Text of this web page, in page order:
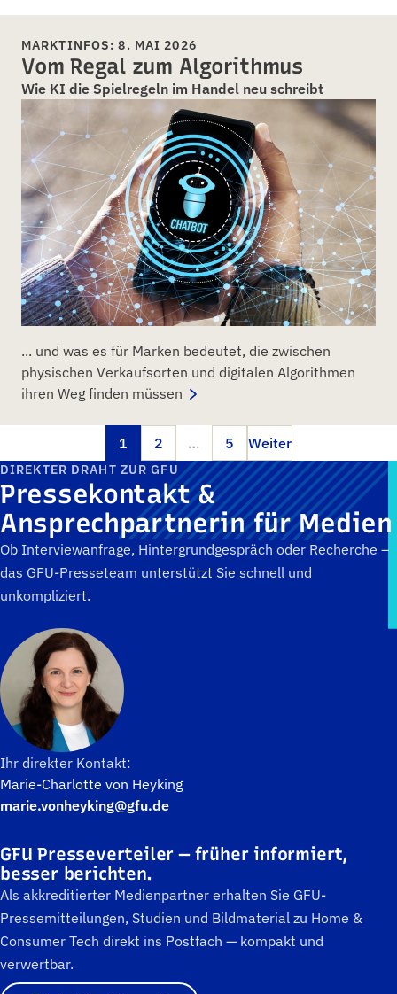
MARKTINFOS: 8. MAI 2026
Vom Regal zum Algorithmus
Wie KI die Spielregeln im Handel neu schreibt
... und was es für Marken bedeutet, die zwischen
physischen Verkaufsorten und digitalen Algorithmen
ihren Weg finden müssen
1 2 … 5 Weiter
DIREKTER DRAHT ZUR GFU
Pressekontakt &
Ansprechpartnerin für Medien
Ob Interviewanfrage, Hintergrundgespräch oder Recherche –
das GFU-Presseteam unterstützt Sie schnell und
unkompliziert.
Ihr direkter Kontakt:
Marie-Charlotte von Heyking
marie.vonheyking@gfu.de
GFU Presseverteiler — früher informiert,
besser berichten.
Als akkreditierter Medienpartner erhalten Sie GFU-
Pressemitteilungen, Studien und Bildmaterial zu Home &
Consumer Tech direkt ins Postfach — kompakt und
verwertbar.